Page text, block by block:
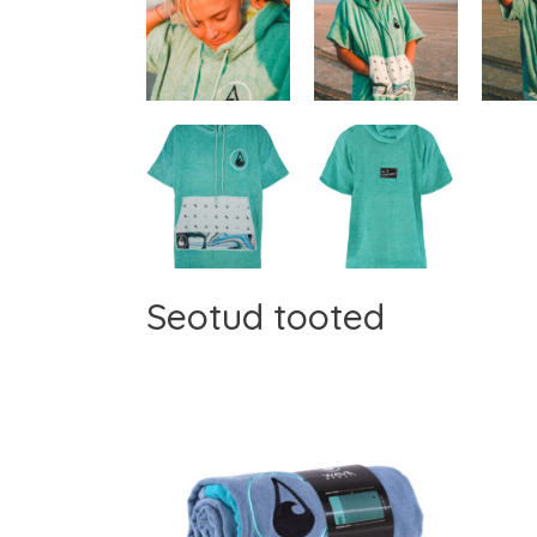
Seotud tooted